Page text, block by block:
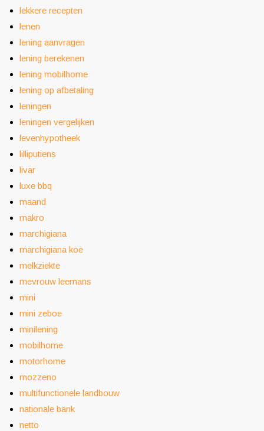
lekkere recepten
lenen
lening aanvragen
lening berekenen
lening mobilhome
lening op afbetaling
leningen
leningen vergelijken
levenhypotheek
lilliputiens
livar
luxe bbq
maand
makro
marchigiana
marchigiana koe
melkziekte
mevrouw leemans
mini
mini zeboe
minilening
mobilhome
motorhome
mozzeno
multifunctionele landbouw
nationale bank
netto